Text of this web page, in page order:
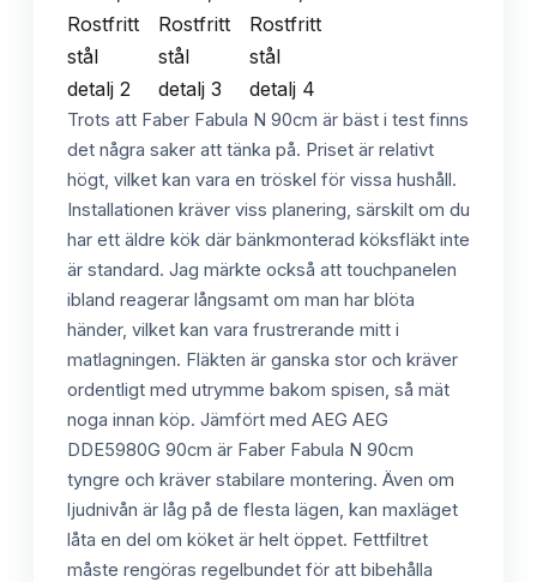
Trots att Faber Fabula N 90cm är bäst i test finns
det några saker att tänka på. Priset är relativt
högt, vilket kan vara en tröskel för vissa hushåll.
Installationen kräver viss planering, särskilt om du
har ett äldre kök där bänkmonterad köksfläkt inte
är standard. Jag märkte också att touchpanelen
ibland reagerar långsamt om man har blöta
händer, vilket kan vara frustrerande mitt i
matlagningen. Fläkten är ganska stor och kräver
ordentligt med utrymme bakom spisen, så mät
noga innan köp. Jämfört med AEG AEG
DDE5980G 90cm är Faber Fabula N 90cm
tyngre och kräver stabilare montering. Även om
ljudnivån är låg på de flesta lägen, kan maxläget
låta en del om köket är helt öppet. Fettfiltret
måste rengöras regelbundet för att bibehålla